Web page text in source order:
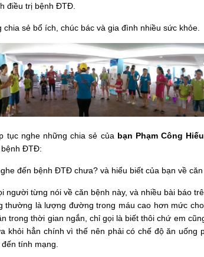
điều trị bệnh ĐTĐ.
sẻ bổ ích, chúc bác và gia đình nhiều sức khỏe.
tục nghe những chia sẻ của bạn Phạm Công
bệnh ĐTĐ:
đến bệnh ĐTĐ chưa? và hiểu biết của bạn về
người từng nói về căn bệnh này, và nhiều bài báo
thường là lượng đường trong máu cao hơn mức
trong thời gian ngắn, chỉ gọi là biết thôi chứ em
khỏi hẳn chính vì thế nên phải có chế độ ăn
tính mạng.